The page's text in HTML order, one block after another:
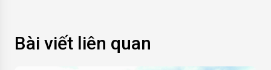
Bài viết liên quan